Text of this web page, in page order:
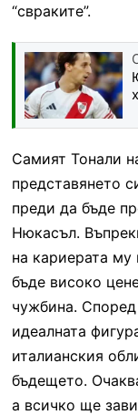
“свраките”.
Самият Тонали
представянето
преди да бъде
Нюкасъл.
на кариерата
бъде високо
чужбина.
идеалната
италианския
бъдещето.
а всичко ще